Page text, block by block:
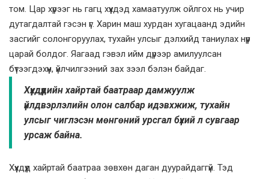
том. Цар хүрээг нь гагц хүүхдэд хамаатуулж ойлгох нь учир
дутагдалтай гэсэн үг. Харин маш хурдан хугацаанд эдийн
засгийг солонгоруулах, тухайн улсыг дэлхийд таниулах нүүр
царай болдог. Яагаад гэвэл ийм дүрээр амилуулсан
бүтээгдэхүүн, үйлчилгээний зах зээл бэлэн байдаг.
Хүүхдүүдийн хайртай баатраар дамжуулж
үйлдвэрлэлийн олон салбар идэвхжиж, тухайн
улсыг чиглэсэн мөнгөний урсгал бүхий л сувгаар
урсаж байна.
Хүүхдүүд хайртай баатраа зөвхөн даган дуурайдаггүй. Тэд